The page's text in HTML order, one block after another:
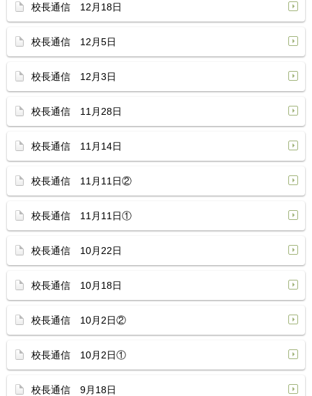
校長通信 12月18日
校長通信 12月5日
校長通信 12月3日
校長通信 11月28日
校長通信 11月14日
校長通信 11月11日②
校長通信 11月11日①
校長通信 10月22日
校長通信 10月18日
校長通信 10月2日②
校長通信 10月2日①
校長通信 9月18日